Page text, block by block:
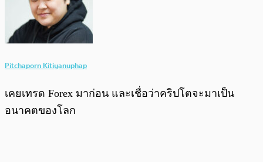
Pitchaporn Kitiyanuphap
เคยเทรด Forex มาก่อน และเชื่อว่าคริปโตจะมาเป็น
อนาคตของโลก